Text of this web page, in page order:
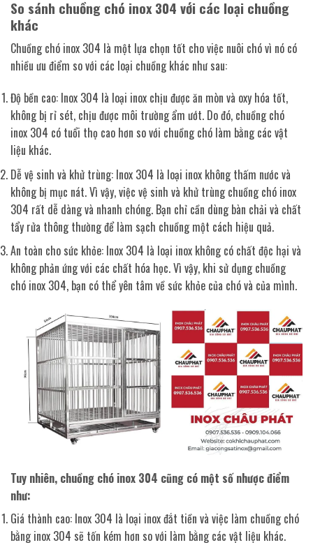
So sánh chuồng chó inox 304 với các loại chuồng
khác
Chuồng chó inox 304 là một lựa chọn tốt cho việc nuôi chó vì nó có
nhiều ưu điểm so với các loại chuồng khác như sau:
Độ bền cao: Inox 304 là loại inox chịu được ăn mòn và oxy hóa tốt,
không bị rỉ sét, chịu được môi trường ẩm ướt. Do đó, chuồng chó
inox 304 có tuổi thọ cao hơn so với chuồng chó làm bằng các vật
liệu khác.
Dễ vệ sinh và khử trùng: Inox 304 là loại inox không thấm nước và
không bị mục nát. Vì vậy, việc vệ sinh và khử trùng chuồng chó inox
304 rất dễ dàng và nhanh chóng. Bạn chỉ cần dùng bàn chải và chất
tẩy rửa thông thường để làm sạch chuồng một cách hiệu quả.
An toàn cho sức khỏe: Inox 304 là loại inox không có chất độc hại và
không phản ứng với các chất hóa học. Vì vậy, khi sử dụng chuồng
chó inox 304, bạn có thể yên tâm về sức khỏe của chó và của mình.
Tuy nhiên, chuồng chó inox 304 cũng có một số nhược điểm
như:
Giá thành cao: Inox 304 là loại inox đắt tiền và việc làm chuồng chó
bằng inox 304 sẽ tốn kém hơn so với làm bằng các vật liệu khác.